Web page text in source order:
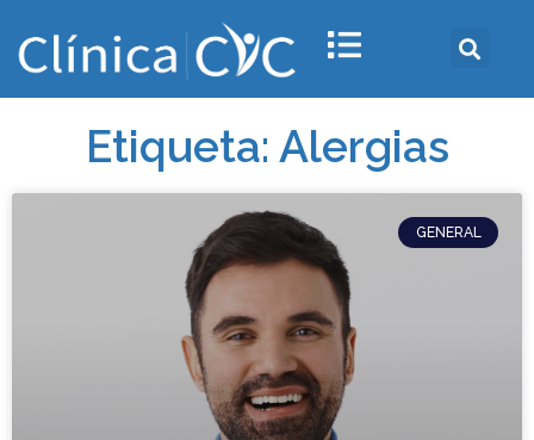
Etiqueta: Alergias
GENERAL